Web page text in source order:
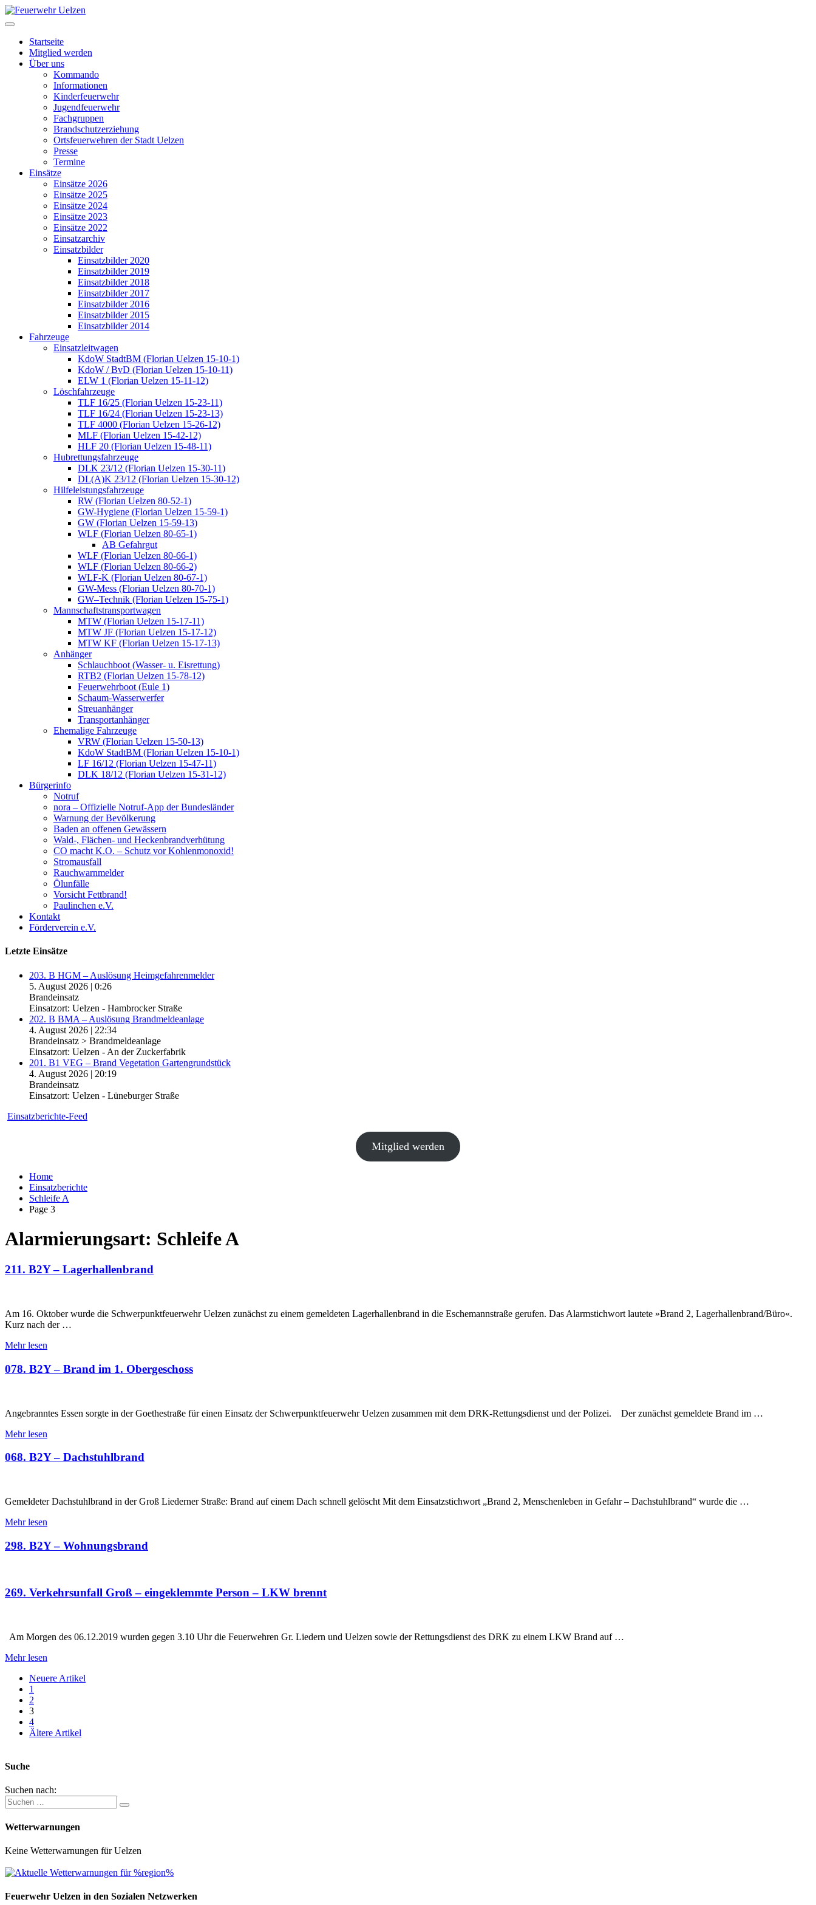
Startseite
Mitglied werden
Über uns
Kommando
Informationen
Kinderfeuerwehr
Jugendfeuerwehr
Fachgruppen
Brandschutzerziehung
Ortsfeuerwehren der Stadt Uelzen
Presse
Termine
Einsätze
Einsätze 2026
Einsätze 2025
Einsätze 2024
Einsätze 2023
Einsätze 2022
Einsatzarchiv
Einsatzbilder
Einsatzbilder 2020
Einsatzbilder 2019
Einsatzbilder 2018
Einsatzbilder 2017
Einsatzbilder 2016
Einsatzbilder 2015
Einsatzbilder 2014
Fahrzeuge
Einsatzleitwagen
KdoW StadtBM (Florian Uelzen 15-10-1)
KdoW / BvD (Florian Uelzen 15-10-11)
ELW 1 (Florian Uelzen 15-11-12)
Löschfahrzeuge
TLF 16/25 (Florian Uelzen 15-23-11)
TLF 16/24 (Florian Uelzen 15-23-13)
TLF 4000 (Florian Uelzen 15-26-12)
MLF (Florian Uelzen 15-42-12)
HLF 20 (Florian Uelzen 15-48-11)
Hubrettungsfahrzeuge
DLK 23/12 (Florian Uelzen 15-30-11)
DL(A)K 23/12 (Florian Uelzen 15-30-12)
Hilfeleistungsfahrzeuge
RW (Florian Uelzen 80-52-1)
GW-Hygiene (Florian Uelzen 15-59-1)
GW (Florian Uelzen 15-59-13)
WLF (Florian Uelzen 80-65-1)
AB Gefahrgut
WLF (Florian Uelzen 80-66-1)
WLF (Florian Uelzen 80-66-2)
WLF-K (Florian Uelzen 80-67-1)
GW-Mess (Florian Uelzen 80-70-1)
GW–Technik (Florian Uelzen 15-75-1)
Mannschaftstransportwagen
MTW (Florian Uelzen 15-17-11)
MTW JF (Florian Uelzen 15-17-12)
MTW KF (Florian Uelzen 15-17-13)
Anhänger
Schlauchboot (Wasser- u. Eisrettung)
RTB2 (Florian Uelzen 15-78-12)
Feuerwehrboot (Eule 1)
Schaum-Wasserwerfer
Streuanhänger
Transportanhänger
Ehemalige Fahrzeuge
VRW (Florian Uelzen 15-50-13)
KdoW StadtBM (Florian Uelzen 15-10-1)
LF 16/12 (Florian Uelzen 15-47-11)
DLK 18/12 (Florian Uelzen 15-31-12)
Bürgerinfo
Notruf
nora – Offizielle Notruf-App der Bundesländer
Warnung der Bevölkerung
Baden an offenen Gewässern
Wald-, Flächen- und Heckenbrandverhütung
CO macht K.O. – Schutz vor Kohlenmonoxid!
Stromausfall
Rauchwarnmelder
Ölunfälle
Vorsicht Fettbrand!
Paulinchen e.V.
Kontakt
Förderverein e.V.
Letzte Einsätze
203. B HGM – Auslösung Heimgefahrenmelder
5. August 2026 | 0:26
Brandeinsatz
Einsatzort: Uelzen - Hambrocker Straße
202. B BMA – Auslösung Brandmeldeanlage
4. August 2026 | 22:34
Brandeinsatz > Brandmeldeanlage
Einsatzort: Uelzen - An der Zuckerfabrik
201. B1 VEG – Brand Vegetation Gartengrundstück
4. August 2026 | 20:19
Brandeinsatz
Einsatzort: Uelzen - Lüneburger Straße
Einsatzberichte-Feed
Mitglied werden
Home
Einsatzberichte
Schleife A
Page 3
Alarmierungsart: Schleife A
211. B2Y – Lagerhallenbrand
Am 16. Oktober wurde die Schwerpunktfeuerwehr Uelzen zunächst zu einem gemeldeten Lagerhallenbrand in die Eschemannstraße gerufen. Das Alarmstichwort lautete »Brand 2, Lagerhallenbrand/Büro«.
Kurz nach der …
Mehr lesen
078. B2Y – Brand im 1. Obergeschoss
Angebranntes Essen sorgte in der Goethestraße für einen Einsatz der Schwerpunktfeuerwehr Uelzen zusammen mit dem DRK-Rettungsdienst und der Polizei. Der zunächst gemeldete Brand im …
Mehr lesen
068. B2Y – Dachstuhlbrand
Gemeldeter Dachstuhlbrand in der Groß Liederner Straße: Brand auf einem Dach schnell gelöscht Mit dem Einsatzstichwort „Brand 2, Menschenleben in Gefahr – Dachstuhlbrand“ wurde die …
Mehr lesen
298. B2Y – Wohnungsbrand
269. Verkehrsunfall Groß – eingeklemmte Person – LKW brennt
Am Morgen des 06.12.2019 wurden gegen 3.10 Uhr die Feuerwehren Gr. Liedern und Uelzen sowie der Rettungsdienst des DRK zu einem LKW Brand auf …
Mehr lesen
Neuere Artikel
1
2
3
4
Ältere Artikel
Suche
Suchen nach:
Wetterwarnungen
Keine Wetterwarnungen für Uelzen
Feuerwehr Uelzen in den Sozialen Netzwerken